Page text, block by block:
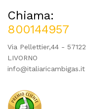
Chiama:
800144957
Via Pellettier,44 - 57122
LIVORNO
info@italiaricambigas.it